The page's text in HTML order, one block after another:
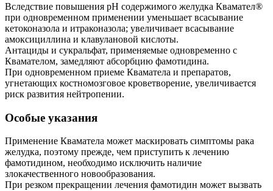
Вследствие повышения рН содержимого желудка Квамател®
при одновременном применении уменьшает всасывание
кетоконазола и итраконазола; увеличивает всасывание
амоксициллина и клавулановой кислоты.
Антациды и сукральфат, применяемые одновременно с
Квамателом, замедляют абсорбцию фамотидина.
При одновременном приеме Кваматела и препаратов,
угнетающих костномозговое кроветворение, увеличивается
риск развития нейтропении.
Особые указания
Применение Кваматела может маскировать симптомы рака
желудка, поэтому прежде, чем приступить к лечению
фамотидином, необходимо исключить наличие
злокачественного новообразования.
При резком прекращении лечения фамотидин может вызвать